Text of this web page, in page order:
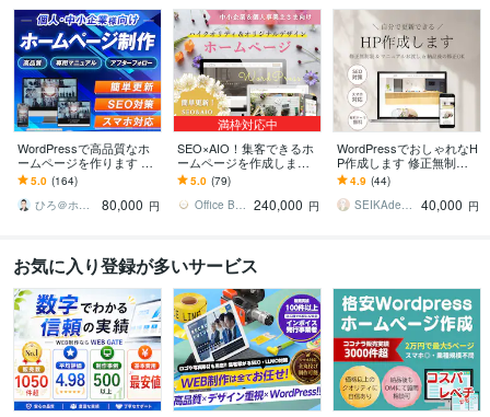
WordPressで高品質なホ
ームページを作ります シ
ンプル/SEO/ホームペー
ジ/おしゃれ/スタイリッシ
ュ
5.0 (164)
ひろ＠ホームページ制作
80,000 円
満枠対応中
SEO×AIO！集客できるホ
ームページを作成します
★ 初心者歓迎！オリジナ
ルデザイン！簡単更新！
オシャレなＨＰ
5.0 (79)
Office Bouquetgarni 240,000 円
WordPressでおしゃれなH
P作成します 修正無制限
で納得のいくデザインに
仕上げます。
4.9 (44)
SEIKAdesign
40,000 円
お気に入り登録が多いサービス